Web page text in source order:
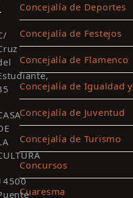
Concejalía de Deportes
Concejalía de Festejos
Concejalía de Flamenco
Concejalía de Igualdad
Concejalía de Juventud
Concejalía de Turismo
Concursos
Cuaresma